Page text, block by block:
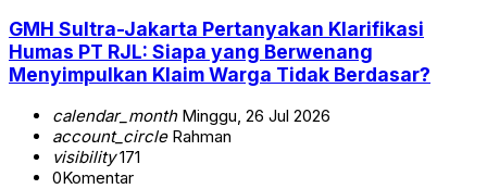
GMH Sultra-Jakarta Pertanyakan Klarifikasi
Humas PT RJL: Siapa yang Berwenang
Menyimpulkan Klaim Warga Tidak Berdasar?
calendar_monthMinggu, 26 Jul 2026
account_circleRahman
visibility171
0Komentar